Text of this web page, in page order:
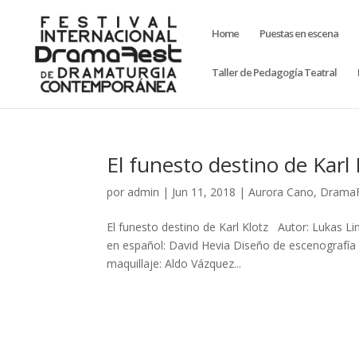
Home Puestas en escena
Taller de Pedagogía Teatral
El funesto destino de Karl
por admin | Jun 11, 2018 |Aurora Cano,
El funesto destino de Karl Klotz Autor: Lukas
en español: David Hevia Diseño de
maquillaje: Aldo Vázquez...